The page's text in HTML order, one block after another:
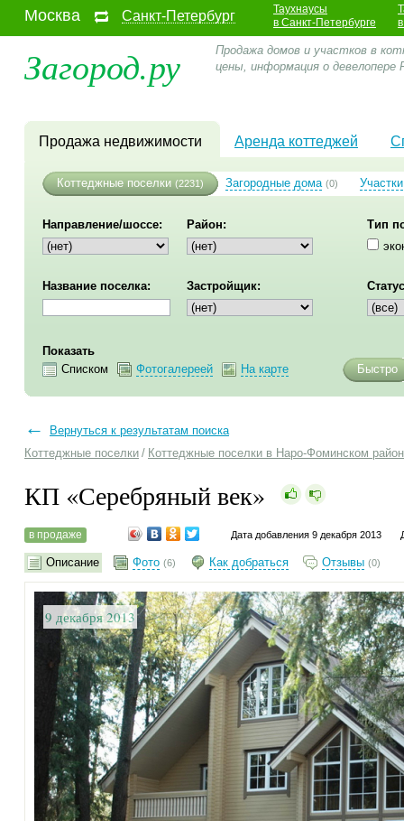
Москва Санкт-Петербург
Таухнаусы
в Санкт-Петербурге
Загород.ру
Продажа домов и участков в
цены, информация о
Продажа недвижимости Аренда коттеджей
Коттеджные поселки (2231) Загородные дома (0) Участки
Направление/шоссе: Район:
Тип
Название поселка: Застройщик:
Показать
Списком
Фотогалереей На карте Быстро
←
Вернуться к результатам поиска
Коттеджные поселки / Коттеджные поселки в Наро-Фоминском
КП «Серебряный век»
в продаже Дата добавления 9 декабря 2013
Описание Фото (6) Как добраться Отзывы (0)
9 декабря 2013